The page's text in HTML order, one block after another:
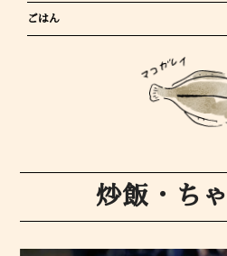
ごはん
炒飯・ち